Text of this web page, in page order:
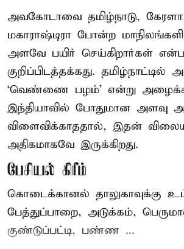
அவகோடாவை தமிழ்நாடு,
மகாராஷ்டிரா போன்ற
அளவே பயிர் செய்கிறார்கள்
குறிப்பிடத்தக்கது.
‘வெண்ணை பழம்’ என்று
இந்தியாவில் போதுமான அளவு
விளைவிக்காததால், இதன்
அதிகமாகவே இருக்கிறது.
பேசியல் கிரீம்
கொடைக்கானல் தாலுகாவுக்கு
பேத்துப்பாறை, அடுக்கம்,
குண்டுப்பட்டி, பண்ண ...